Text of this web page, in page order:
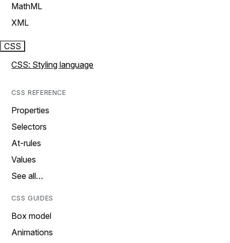
MathML
XML
CSS
CSS: Styling language
CSS REFERENCE
Properties
Selectors
At-rules
Values
See all…
CSS GUIDES
Box model
Animations